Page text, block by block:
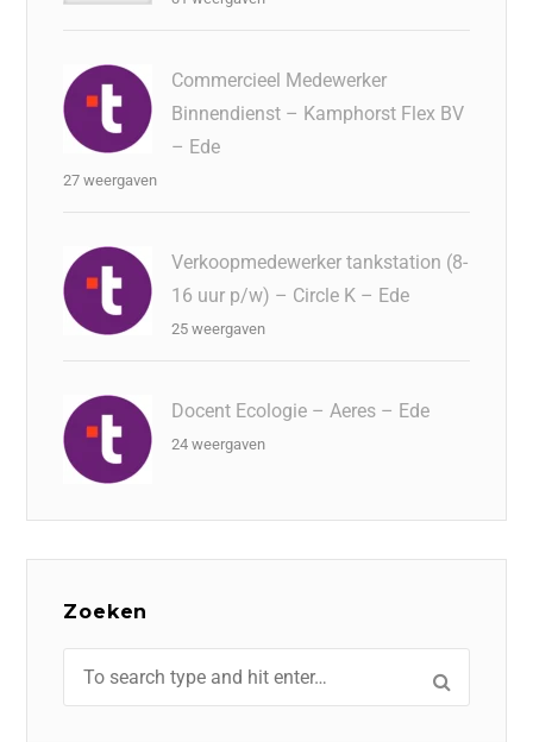
Commercieel Medewerker
Binnendienst – Kamphorst Flex BV
– Ede
27 weergaven
Verkoopmedewerker tankstation (8-
16 uur p/w) – Circle K – Ede
25 weergaven
Docent Ecologie – Aeres – Ede
24 weergaven
Zoeken